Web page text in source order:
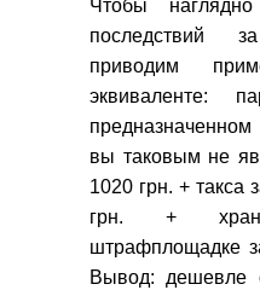
Чтобы
последствий
приводим
эквиваленте:
вы таковым не
1020 грн. + такса
грн. +
штрафплощадке
Вывод: дешевле